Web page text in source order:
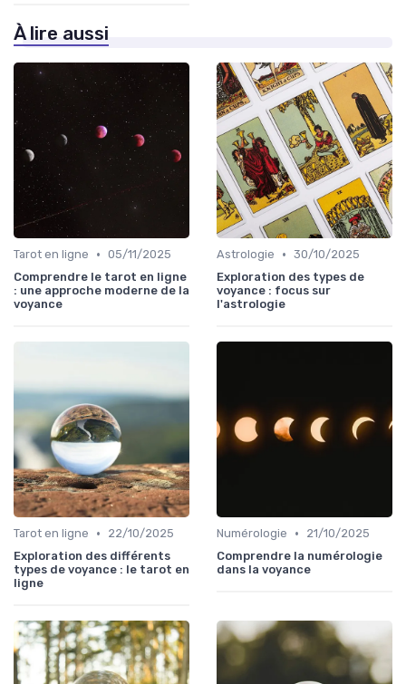
À lire aussi
Tarot en ligne • 05/11/2025
Comprendre le tarot en ligne
: une approche moderne de la
voyance
Astrologie • 30/10/2025
Exploration des types de
voyance : focus sur
l'astrologie
Tarot en ligne •
22/10/2025
Exploration des différents
types de voyance : le tarot en
ligne
Numérologie •
21/10/2025
Comprendre la numérologie
dans la voyance